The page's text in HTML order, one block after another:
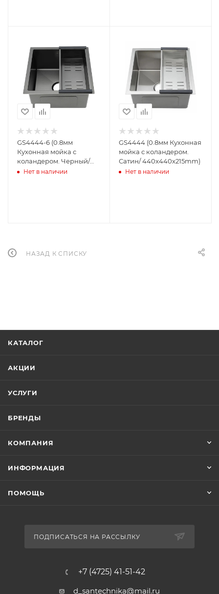
GS4444-6 (0.8мм
Кухонная мойка с
коландером. Черный/
440x440x215mm)
Нет в наличии
GS4444 (0.8мм Кухонная
мойка с коландером.
Сатин/ 440x440x215mm)
Нет в наличии
НАЗАД К СПИСКУ
КАТАЛОГ
АКЦИИ
УСЛУГИ
БРЕНДЫ
КОМПАНИЯ
ИНФОРМАЦИЯ
ПОМОЩЬ
ПОДПИСАТЬСЯ НА РАССЫЛКУ
+7 (4725) 41-51-42
d_santechnika@mail.ru